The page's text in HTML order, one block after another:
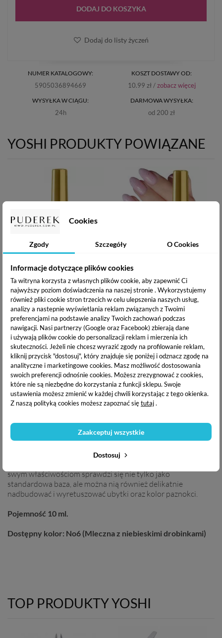
Cookies
Zgody Szczegóły O Cookies
Informacje dotyczące plików cookies
Ta witryna korzysta z własnych plików cookie, aby zapewnić Ci
najwyższy poziom doświadczenia na naszej stronie . Wykorzystujemy
również pliki cookie stron trzecich w celu ulepszenia naszych usług,
analizy a nastepnie wyświetlania reklam związanych z Twoimi
preferencjami na podstawie analizy Twoich zachowań podczas
nawigacji. Nasi partnerzy (Google oraz Facebook) zbierają dane
i używają plików cookie do personalizacji reklam i mierzenia ich
skuteczności. Jeżeli nie chcesz wyrazić zgody na profilowanie reklam,
kliknij przycisk "dostosuj", który znajduje się poniżej i odznacz zgodę na
analityczne i marketingowe cookies. Masz możliwość dostosowania
swoich preferencji odnośnie cookies. Możesz zrezygnować z cookies,
które nie są niezbędne do korzystania z funkcji sklepu. Swoje
ustawienia możesz zmienić w każdej chwili korzystając z tego okienka.
Z naszą polityką cookies możesz zapoznać siętutaj.
Dostosuj
Zaakceptuj wszystkie
NUMER KATALOGOWY:
5905036894669
WYSYŁKA W CIĄGU:
24h
KOSZT DOSTAWY OD:
10.99 zł /zobacz więcej
DARMOWA WYSYŁKA:
od 200 zł
DODAJ DO KOSZYKA
Dodaj do listy życzeń
YOSHI PRODUKTY POWIĄZANE
Yoshi Hard Base -
Utwardzająca Baza
Hybrydowa - No1 Clear -
10ml
28,91 zł
Yoshi Hard Base
Utwardzająca Baza
Hybrydowa - No2 - 10ml
28,91 zł
OPIS PRODUKTU
DANE TECHNICZNE
DOSTAWA I PŁATNOŚĆ
Yoshi Hard Baseto produkt utwardzający płytkę paznokcia.
Idealnie wyrównuje paznokcia oraz nadaje się do delikatnej
formuła nie spływa na skórki. Baza sama
swym właściwościom sprawdzi się nie tylko jako
standardowa baza, ale można nią również delikatnie
nadbudować i wyretuszować ubytki oraz kolor paznokci.
Pojemność 10 ml.
Dostępny kolor: No6 (Mleczna z niebieskimi drobinkami)
TOP PRODUKTY YOSHI